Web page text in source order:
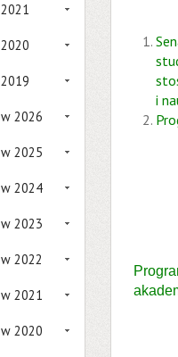
2026
2025
2024
2023
2022
2021
2020
i